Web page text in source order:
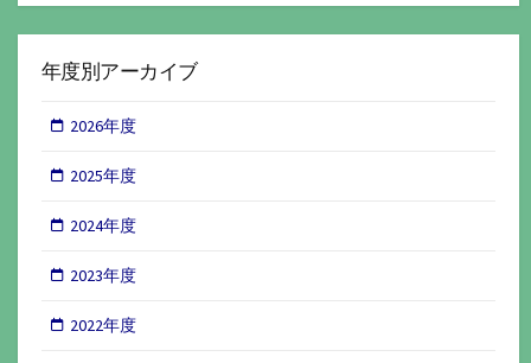
年度別アーカイブ
2026年度
2025年度
2024年度
2023年度
2022年度